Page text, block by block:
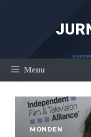
Menu
MONDEN